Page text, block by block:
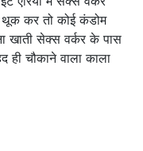
थूक कर तो कोई कंडोम
खाती सेक्स वर्कर के पास
चौकाने वाला काला